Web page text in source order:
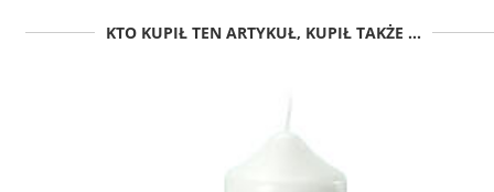
KTO KUPIŁ TEN ARTYKUŁ, KUPIŁ TAKŻE ...